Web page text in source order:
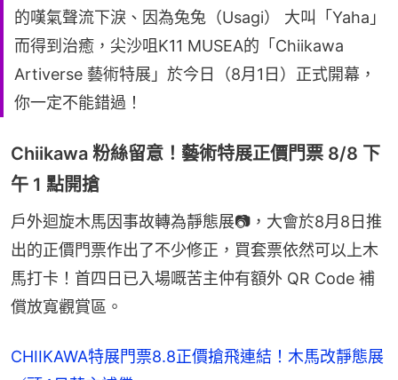
的嘆氣聲流下淚、因為兔兔（Usagi） 大叫「Yaha」
而得到治癒，尖沙咀K11 MUSEA的「Chiikawa
Artiverse 藝術特展」於今日（8月1日）正式開幕，
你一定不能錯過！
Chiikawa 粉絲留意！藝術特展正價門票 8/8 下
午 1 點開搶
戶外迴旋木馬因事故轉為靜態展📷，大會於8月8日推
出的正價門票作出了不少修正，買套票依然可以上木
馬打卡！首四日已入場嘅苦主仲有額外 QR Code 補
償放寬觀賞區。
CHIIKAWA特展門票8.8正價搶飛連結！木馬改靜態展